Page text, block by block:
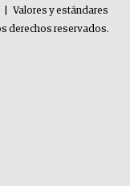
Valores y estándares
derechos reservados.